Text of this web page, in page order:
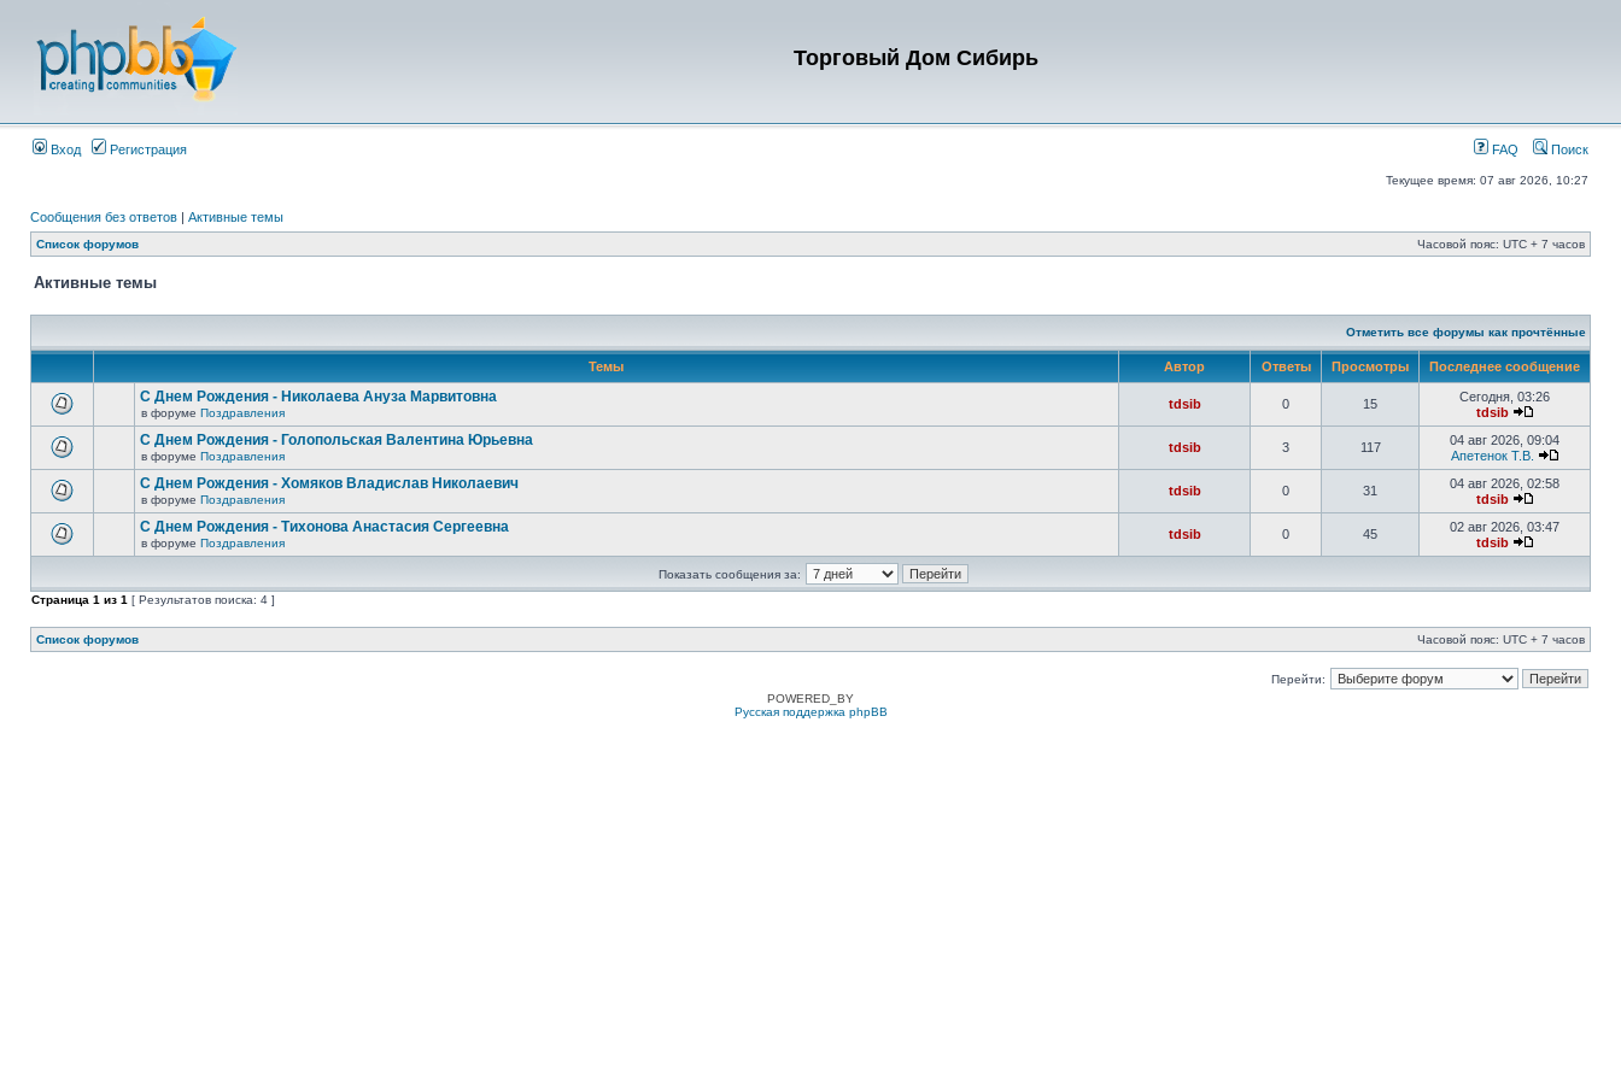
Торговый Дом Сибирь
Вход Регистрация FAQ Поиск
Текущее время: 07 авг 2026, 10:27
Сообщения без ответов | Активные темы
Список форумов Часовой пояс: UTC + 7 часов
Активные темы
Отметить все форумы как прочтённые
Темы Автор Ответы Просмотры Последнее сообщение
С Днем Рождения - Николаева Ануза Марвитовна
в форуме Поздравления
tdsib 0 15
Сегодня, 03:26
tdsib
С Днем Рождения - Голопольская Валентина Юрьевна
в форуме Поздравления
tdsib 3 117
04 авг 2026, 09:04
Апетенок Т.В.
С Днем Рождения - Хомяков Владислав Николаевич
в форуме Поздравления
tdsib 0 31
04 авг 2026, 02:58
tdsib
С Днем Рождения - Тихонова Анастасия Сергеевна
в форуме Поздравления
tdsib 0 45
02 авг 2026, 03:47
tdsib
Показать сообщения за:
Страница 1 из 1 [ Результатов поиска: 4 ]
Список форумов Часовой пояс: UTC + 7 часов
Перейти:
POWERED_BY
Русская поддержка phpBB